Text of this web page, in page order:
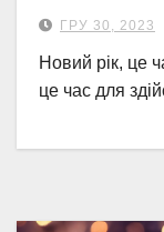
ГРУ 30, 2023
Новий рік, це
це час для